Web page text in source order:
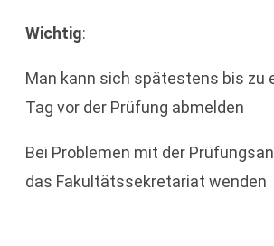
Wichtig:
Man kann sich spätestens bis zu
Tag vor der Prüfung abmelden
Bei Problemen mit der
das Fakultätssekretariat wenden